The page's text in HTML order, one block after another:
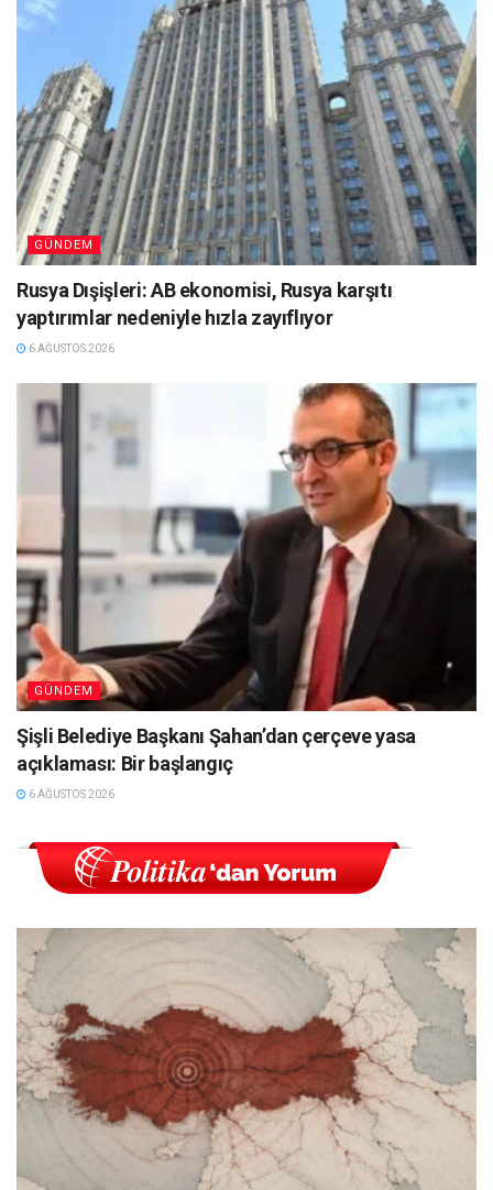
GÜNDEM
Rusya Dışişleri: AB ekonomisi, Rusya karşıtı
yaptırımlar nedeniyle hızla zayıflıyor
6 AĞUSTOS 2026
GÜNDEM
Şişli Belediye Başkanı Şahan’dan çerçeve yasa
açıklaması: Bir başlangıç
6 AĞUSTOS 2026